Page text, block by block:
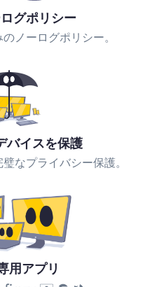
グポリシー
ノーログポリシー。
バイスを保護
なプライバシー保護。
用アプリ